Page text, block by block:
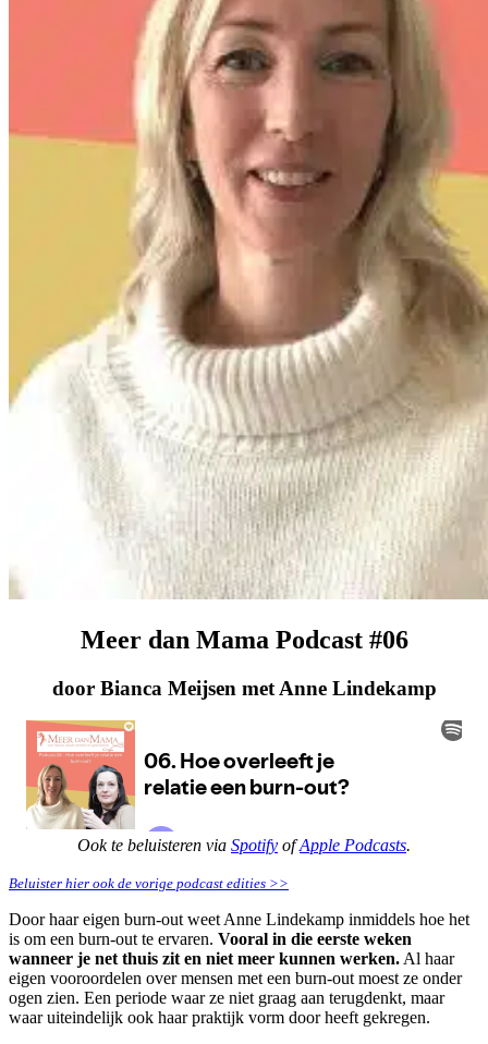
Meer dan Mama Podcast #06
door Bianca Meijsen met Anne Lindekamp
Ook te beluisteren via Spotify ofApple Podcasts.
Beluister hier ook de vorige podcast edities >>
Door haar eigen burn-out weet Anne Lindekamp inmiddels hoe het
is om een burn-out te ervaren. Vooral in die eerste weken
wanneer je net thuis zit en niet meer kunnen werken. Al haar
eigen vooroordelen over mensen met een burn-out moest ze onder
ogen zien. Een periode waar ze niet graag aan terugdenkt, maar
waar uiteindelijk ook haar praktijk vorm door heeft gekregen.